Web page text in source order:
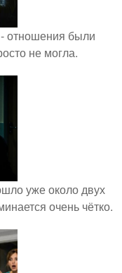
отношения были
не могла.
уже около двух
очень чётко.